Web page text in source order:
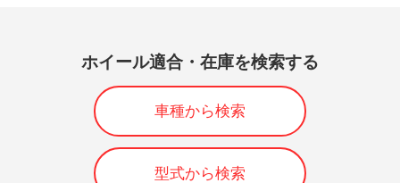
ホイール適合・在庫を検索する
車種から検索
型式から検索